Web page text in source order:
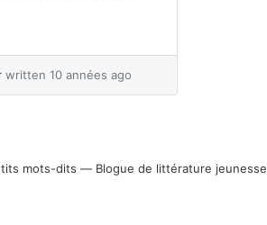
presque, un livre
pour tous les
à la sixième année,
written 10 années ago
mots-dits ― Blogue de littérature jeunesse